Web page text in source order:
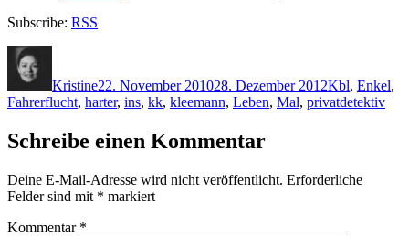
Subscribe: RSS
Kristine22. November 201028. Dezember 2012Kbl, Enkel,
Fahrerflucht, harter, ins, kk, kleemann, Leben, Mal, privatdetektiv
Schreibe einen Kommentar
Deine E-Mail-Adresse wird nicht veröffentlicht. Erforderliche
Felder sind mit * markiert
Kommentar *